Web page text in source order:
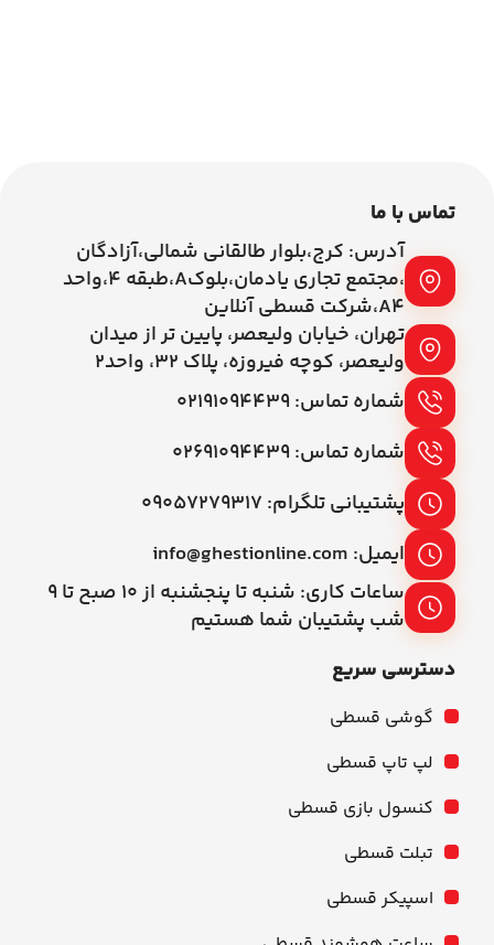
تماس با ما
آدرس: کرج،بلوار طالقانی شمالی،آزادگان
،مجتمع تجاری یادمان،بلوکA،طبقه ۴،واحد
A4،شرکت قسطی آنلاین
تهران، خیابان ولیعصر، پایین تر از میدان
ولیعصر، کوچه فیروزه، پلاک 32، واحد2
شماره تماس: ۰۲۱۹۱۰۹۴۴۳۹
شماره تماس: ۰۲۶۹۱۰۹۴۴۳۹
پشتیبانی تلگرام: ۰۹۰۵۷۲۷۹۳۱۷
ایمیل: info@ghestionline.com
ساعات کاری: شنبه تا پنجشنبه از ۱۰ صبح تا ۹
شب پشتیبان شما هستیم
دسترسی سریع
گوشی قسطی
لپ تاپ قسطی
کنسول بازی قسطی
تبلت قسطی
اسپیکر قسطی